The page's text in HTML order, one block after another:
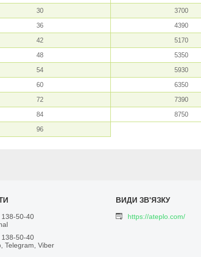
30 3700
36 4390
42 5170
48 5350
54 5930
60 6350
72 7390
84 8750
96
50-40
50-40
Telegram, Viber
https://ateplo.com/